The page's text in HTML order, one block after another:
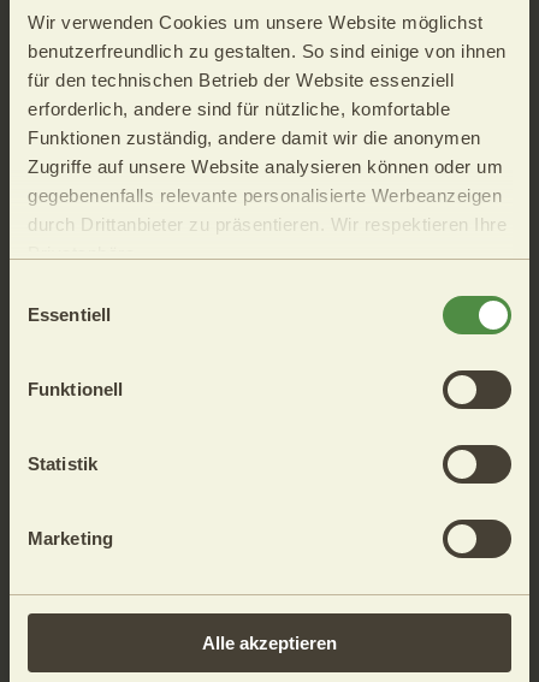
Wir verwenden Cookies um unsere Website möglichst
benutzerfreundlich zu gestalten. So sind einige von ihnen
für den technischen Betrieb der Website essenziell
erforderlich, andere sind für nützliche, komfortable
Funktionen zuständig, andere damit wir die anonymen
Zugriffe auf unsere Website analysieren können oder um
gegebenenfalls relevante personalisierte Werbeanzeigen
durch Drittanbieter zu präsentieren. Wir respektieren Ihre
unter "Cookie Infos & Einstellungen" zu jederzeit bequem
Essentiell
Funktionell
Statistik
Marketing
Alle akzeptieren
Attrazioni turistiche a Tesimo e Prissiano
» Accetta i cookie di marketing per visualizzare il video
YouTube «